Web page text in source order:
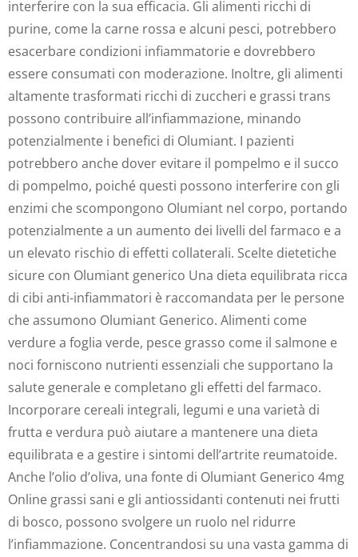
interferire con la sua efficacia. Gli alimenti ricchi di
purine, come la carne rossa e alcuni pesci, potrebbero
esacerbare condizioni infiammatorie e dovrebbero
essere consumati con moderazione. Inoltre, gli alimenti
altamente trasformati ricchi di zuccheri e grassi trans
possono contribuire all’infiammazione, minando
potenzialmente i benefici di Olumiant. I pazienti
potrebbero anche dover evitare il pompelmo e il succo
di pompelmo, poiché questi possono interferire con gli
enzimi che scompongono Olumiant nel corpo, portando
potenzialmente a un aumento dei livelli del farmaco e a
un elevato rischio di effetti collaterali. Scelte dietetiche
sicure con Olumiant generico Una dieta equilibrata ricca
di cibi anti-infiammatori è raccomandata per le persone
che assumono Olumiant Generico. Alimenti come
verdure a foglia verde, pesce grasso come il salmone e
noci forniscono nutrienti essenziali che supportano la
salute generale e completano gli effetti del farmaco.
Incorporare cereali integrali, legumi e una varietà di
frutta e verdura può aiutare a mantenere una dieta
equilibrata e a gestire i sintomi dell’artrite reumatoide.
Anche l’olio d’oliva, una fonte di Olumiant Generico 4mg
Online grassi sani e gli antiossidanti contenuti nei frutti
di bosco, possono svolgere un ruolo nel ridurre
l’infiammazione. Concentrandosi su una vasta gamma di